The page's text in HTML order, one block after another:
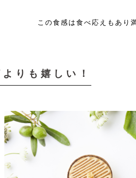
この食感は食べ応えもあり